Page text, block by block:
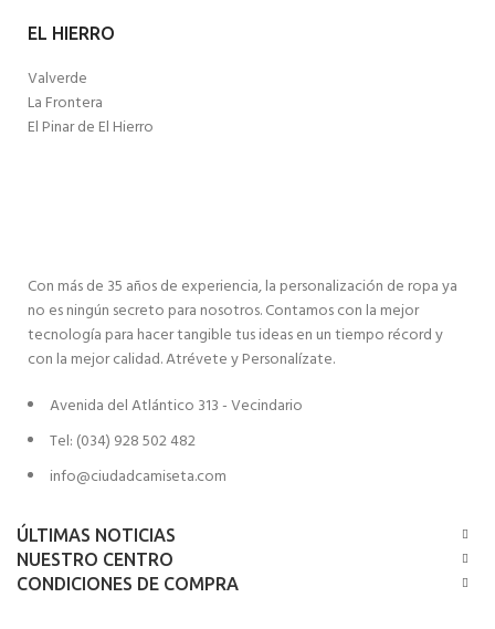
EL HIERRO
Valverde
La Frontera
El Pinar de El Hierro
Con más de 35 años de experiencia, la personalización de ropa ya
no es ningún secreto para nosotros. Contamos con la mejor
tecnología para hacer tangible tus ideas en un tiempo récord y
con la mejor calidad. Atrévete y Personalízate.
Avenida del Atlántico 313 - Vecindario
Tel: (034) 928 502 482
info@ciudadcamiseta.com
ÚLTIMAS NOTICIAS
NUESTRO CENTRO
CONDICIONES DE COMPRA